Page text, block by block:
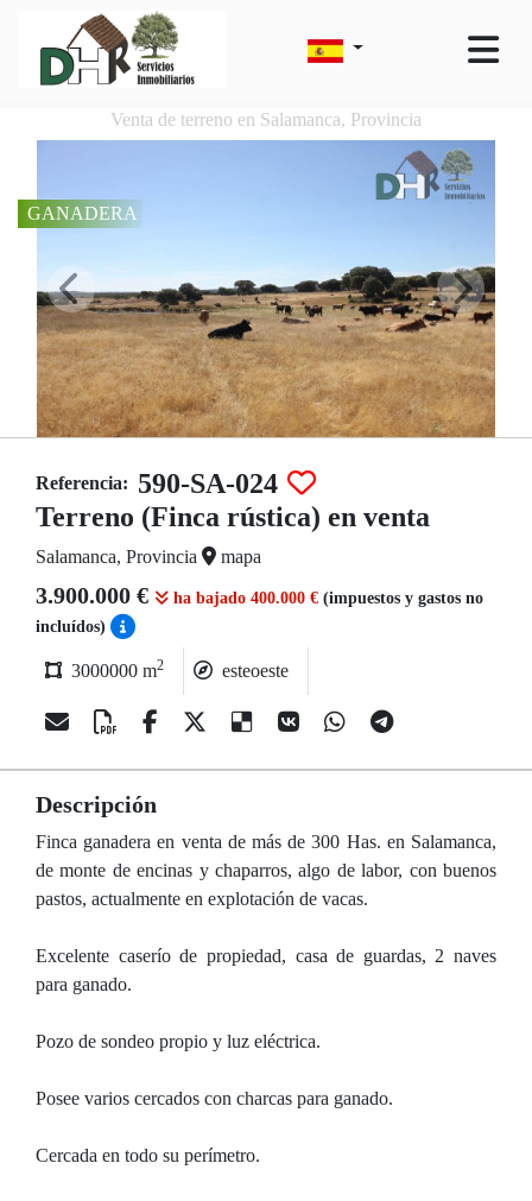
Venta de terreno en Salamanca, Provincia
GANADERA
Referencia: 590-SA-024
Terreno (Finca rústica) en venta
Salamanca, Provincia mapa
3.900.000 € ha bajado 400.000 € (impuestos y gastos no
incluídos)
3000000 m2 esteoeste
Descripción
Finca ganadera en venta de más de 300 Has. en Salamanca,
de monte de encinas y chaparros, algo de labor, con buenos
pastos, actualmente en explotación de vacas.
Excelente caserío de propiedad, casa de guardas, 2 naves
para ganado.
Pozo de sondeo propio y luz eléctrica.
Posee varios cercados con charcas para ganado.
Cercada en todo su perímetro.